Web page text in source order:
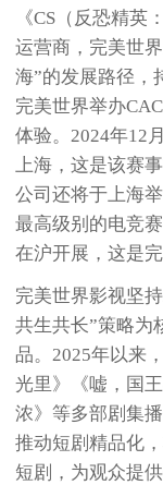
《CS（反恐精
运营商，完美世
海”的发展路径，
完美世界举办
体验。2024年12
上海，这是该赛
公司还将于上海
最高级别的电竞
在沪开展，这是
完美世界影视坚
共生共长”策略为
品。2025年以来
光里》《嘘，国
浓》等多部剧集
推动短剧精品化
短剧，为观众提